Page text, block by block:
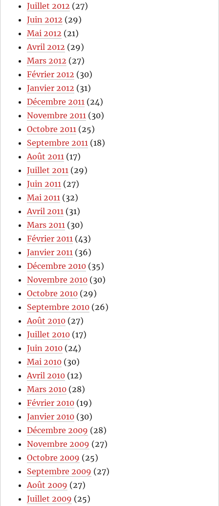
Juillet 2012 (27)
Juin 2012 (29)
Mai 2012 (21)
Avril 2012 (29)
Mars 2012 (27)
Février 2012 (30)
Janvier 2012 (31)
Décembre 2011 (24)
Novembre 2011 (30)
Octobre 2011 (25)
Septembre 2011 (18)
Août 2011 (17)
Juillet 2011 (29)
Juin 2011 (27)
Mai 2011 (32)
Avril 2011 (31)
Mars 2011 (30)
Février 2011 (43)
Janvier 2011 (36)
Décembre 2010 (35)
Novembre 2010 (30)
Octobre 2010 (29)
Septembre 2010 (26)
Août 2010 (27)
Juillet 2010 (17)
Juin 2010 (24)
Mai 2010 (30)
Avril 2010 (12)
Mars 2010 (28)
Février 2010 (19)
Janvier 2010 (30)
Décembre 2009 (28)
Novembre 2009 (27)
Octobre 2009 (25)
Septembre 2009 (27)
Août 2009 (27)
Juillet 2009 (25)